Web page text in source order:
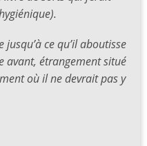
ce qu’il aboutisse
avant, étrangement situé
où il ne devrait pas y